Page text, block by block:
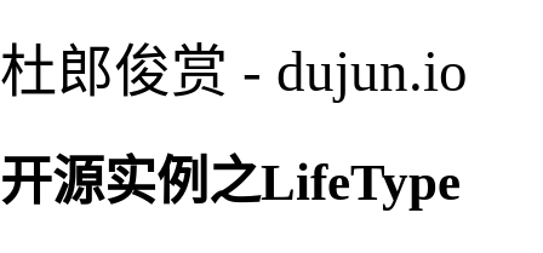
杜郎俊赏 - dujun.io
开源实例之LifeType